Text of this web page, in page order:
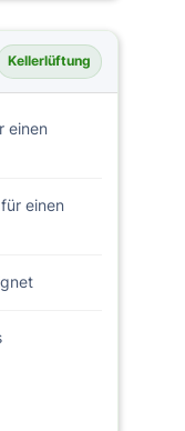
Kellerlüftung
einen
für einen